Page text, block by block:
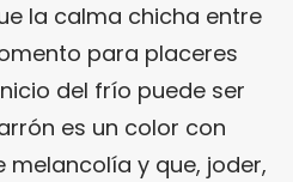
la calma chicha entre
para placeres
del frío puede ser
es un color con
y que, joder,